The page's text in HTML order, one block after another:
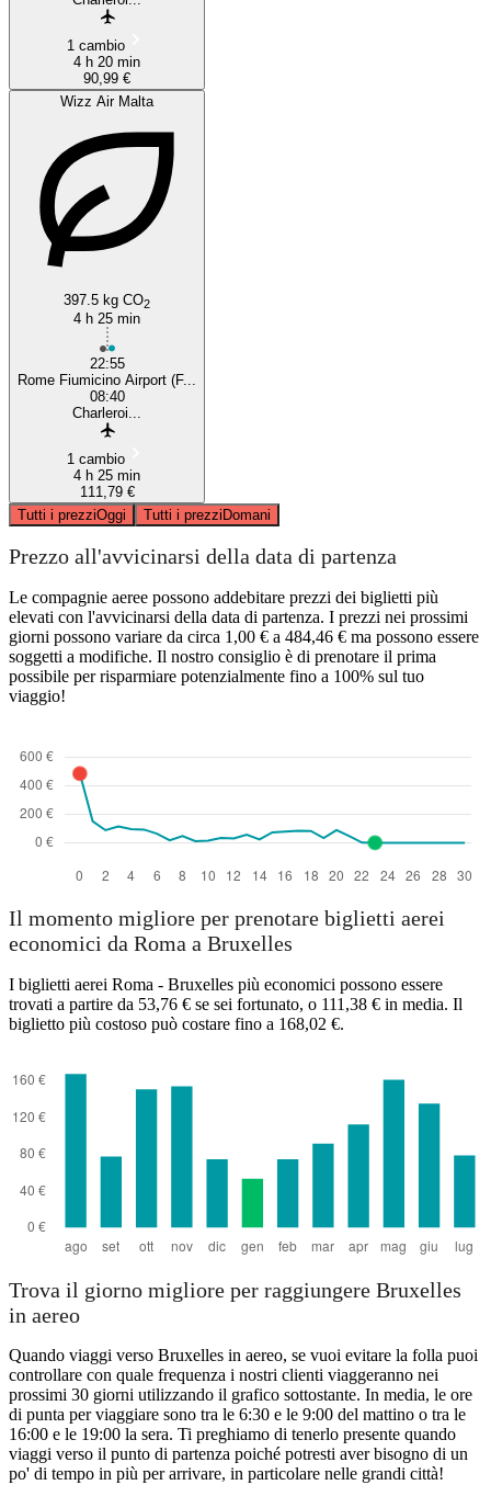
1 cambio
4 h 20 min
90,99 €
Wizz Air Malta
397.5 kg CO2
4 h 25 min
22:55
Rome Fiumicino Airport (F...
08:40
Charleroi...
1 cambio
4 h 25 min
111,79 €
Tutti i prezziOggi Tutti i prezziDomani
Prezzo all'avvicinarsi della data di partenza
Le compagnie aeree possono addebitare prezzi dei biglietti più
elevati con l'avvicinarsi della data di partenza. I prezzi nei prossimi
giorni possono variare da circa 1,00 € a 484,46 € ma possono essere
soggetti a modifiche. Il nostro consiglio è di prenotare il prima
possibile per risparmiare potenzialmente fino a 100% sul tuo
viaggio!
Il momento migliore per prenotare biglietti aerei
economici da Roma a Bruxelles
I biglietti aerei Roma - Bruxelles più economici possono essere
trovati a partire da 53,76 € se sei fortunato, o 111,38 € in media. Il
biglietto più costoso può costare fino a 168,02 €.
Trova il giorno migliore per raggiungere Bruxelles
in aereo
Quando viaggi verso Bruxelles in aereo, se vuoi evitare la folla puoi
controllare con quale frequenza i nostri clienti viaggeranno nei
prossimi 30 giorni utilizzando il grafico sottostante. In media, le ore
di punta per viaggiare sono tra le 6:30 e le 9:00 del mattino o tra le
16:00 e le 19:00 la sera. Ti preghiamo di tenerlo presente quando
viaggi verso il punto di partenza poiché potresti aver bisogno di un
po' di tempo in più per arrivare, in particolare nelle grandi città!